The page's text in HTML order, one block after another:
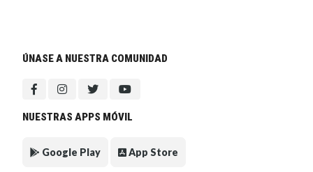
ÚNASE A NUESTRA COMUNIDAD
NUESTRAS APPS MÓVIL
Google Play App Store